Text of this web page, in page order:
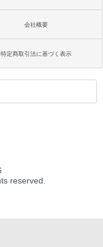
会社概要
特定商取引法に基づく表示
reserved.